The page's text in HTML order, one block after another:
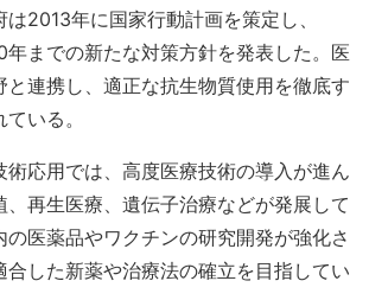
2013年に国家行動計画を策定し、
までの新たな対策方針を発表した。医
と連携し、適正な抗生物質使用を徹底す
いる。
術応用では、高度医療技術の導入が進ん
、再生医療、遺伝子治療などが発展して
の医薬品やワクチンの研究開発が強化さ
合した新薬や治療法の確立を目指してい